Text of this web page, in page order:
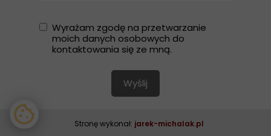
Stronę wykonał: jarek-michalak.pl
Wyrażam zgodę na przetwarzanie
moich danych osobowych do
kontaktowania się ze mną.
Wyślij